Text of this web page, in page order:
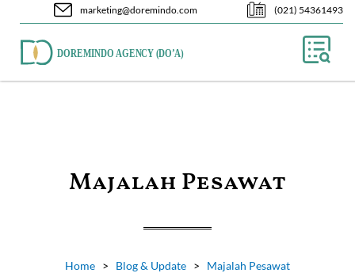
marketing@doremindo.com (021) 54361493
Majalah Pesawat
Home > Blog & Update > Majalah Pesawat